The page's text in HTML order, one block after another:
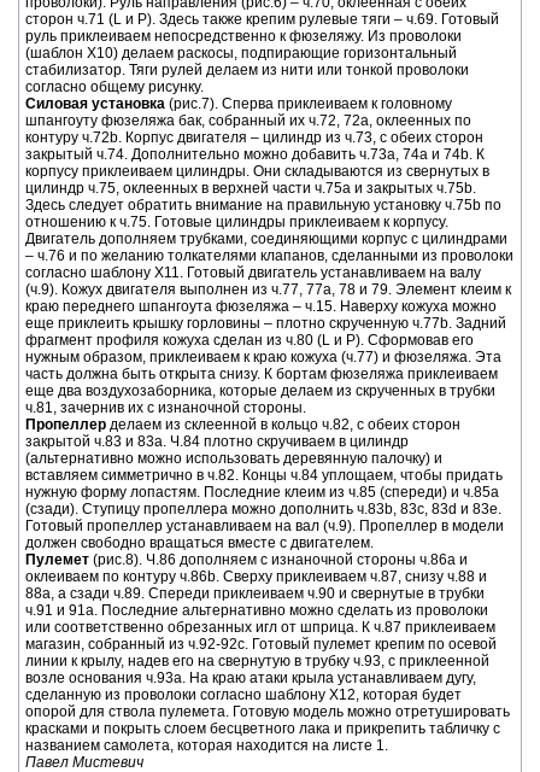
сторон ч.71 (L и P). Здесь также крепим рулевые тяги – ч.69. Готовый
руль приклеиваем непосредственно к фюзеляжу. Из проволоки
(шаблон Х10) делаем раскосы, подпирающие горизонтальный
стабилизатор. Тяги рулей делаем из нити или тонкой проволоки
согласно общему рисунку.
Силовая установка (рис.7). Сперва приклеиваем к головному
шпангоуту фюзеляжа бак, собранный их ч.72, 72а, оклеенных по
контуру ч.72b. Корпус двигателя – цилиндр из ч.73, с обеих сторон
закрытый ч.74. Дополнительно можно добавить ч.73а, 74а и 74b. К
корпусу приклеиваем цилиндры. Они складываются из свернутых в
цилиндр ч.75, оклеенных в верхней части ч.75а и закрытых ч.75b.
Здесь следует обратить внимание на правильную установку ч.75b по
отношению к ч.75. Готовые цилиндры приклеиваем к корпусу.
Двигатель дополняем трубками, соединяющими корпус с цилиндрами
– ч.76 и по желанию толкателями клапанов, сделанными из проволоки
согласно шаблону Х11. Готовый двигатель устанавливаем на валу
(ч.9). Кожух двигателя выполнен из ч.77, 77а, 78 и 79. Элемент клеим к
краю переднего шпангоута фюзеляжа – ч.15. Наверху кожуха можно
еще приклеить крышку горловины – плотно скрученную ч.77b. Задний
фрагмент профиля кожуха сделан из ч.80 (L и P). Сформовав его
нужным образом, приклеиваем к краю кожуха (ч.77) и фюзеляжа. Эта
часть должна быть открыта снизу. К бортам фюзеляжа приклеиваем
еще два воздухозаборника, которые делаем из скрученных в трубки
ч.81, зачернив их с изнаночной стороны.
Пропеллер делаем из склеенной в кольцо ч.82, с обеих сторон
закрытой ч.83 и 83а. Ч.84 плотно скручиваем в цилиндр
(альтернативно можно использовать деревянную палочку) и
вставляем симметрично в ч.82. Концы ч.84 уплощаем, чтобы придать
нужную форму лопастям. Последние клеим из ч.85 (спереди) и ч.85а
(сзади). Ступицу пропеллера можно дополнить ч.83b, 83с, 83d и 83е.
Готовый пропеллер устанавливаем на вал (ч.9). Пропеллер в модели
должен свободно вращаться вместе с двигателем.
Пулемет (рис.8). Ч.86 дополняем с изнаночной стороны ч.86а и
оклеиваем по контуру ч.86b. Сверху приклеиваем ч.87, снизу ч.88 и
88а, а сзади ч.89. Спереди приклеиваем ч.90 и свернутые в трубки
ч.91 и 91а. Последние альтернативно можно сделать из проволоки
или соответственно обрезанных игл от шприца. К ч.87 приклеиваем
магазин, собранный из ч.92-92с. Готовый пулемет крепим по осевой
линии к крылу, надев его на свернутую в трубку ч.93, с приклеенной
возле основания ч.93а. На краю атаки крыла устанавливаем дугу,
сделанную из проволоки согласно шаблону Х12, которая будет
опорой для ствола пулемета. Готовую модель можно отретушировать
красками и покрыть слоем бесцветного лака и прикрепить табличку с
названием самолета, которая находится на листе 1.
Павел Мистевич